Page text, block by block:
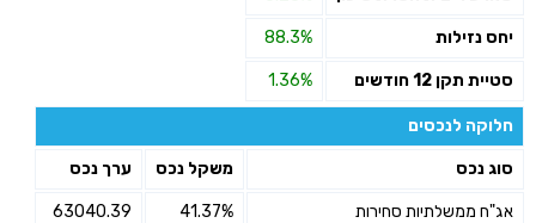
יחס נזילות 88.3%
סטיית תקן 12 חודשים 1.36%
חלוקה לנכסים
סוג נכס משקל נכס ערך נכס
אג"ח ממשלתיות סחירות 41.37%
63040.39